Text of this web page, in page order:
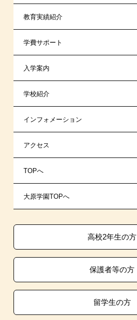
公認会計士・税理士系
ビジネス系
東京経営大学 学士取得コース
教育実績紹介
学費サポート
高等教育の修学支援新制度
日本学生支援機構の奨学金
日本政策金融公庫の教育ローン
金融機関教育ローン
信販系教育ローン
各種奨学金制度・貸付制度
チャレンジ特待生試験制度
試験による特待生制度
資格・クラブ活動による特待生制度
入学案内
一般入学
AO入学制度
指定校特待生入学
指定校推薦入学
指定校自己推薦入学
推薦入学
大学生・短期大学生特別入学
学校紹介
在校生からあなたへ
夢を叶えた先輩たち
施設・研修所
学生寮・マンションのご案内
大原学園グループ案内
インフォメーション
お知らせ・新着情報
在校生へのお知らせ
各種証明書の発行ご希望の方
採用ご担当の方
アクセス
TOPへ
大原学園TOPへ
高校2年生の方
保護者等の方
留学生の方